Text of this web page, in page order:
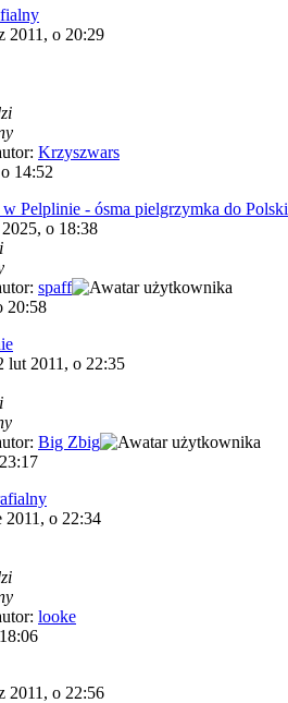
2011, o 20:29
Krzyszwars
14:52
w Pelplinie - ósma pielgrzymka do Polski
o 18:38
spaff
20:58
lut 2011, o 22:35
Big Zbig
2011, o 22:34
looke
2011, o 22:56